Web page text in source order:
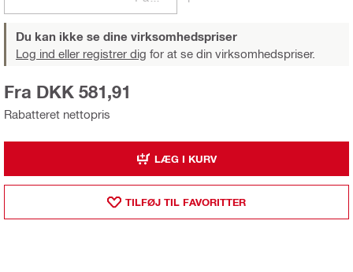
Du kan ikke se dine virksomhedspriser
Log ind eller registrer dig for at se din virksomhedspriser.
Rabatteret nettopris
Fra DKK 581,91
LÆG I KURV
TILFØJ TIL FAVORITTER